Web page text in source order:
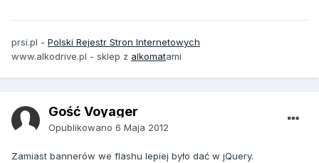
prsi.pl - Polski Rejestr Stron Internetowych
www.alkodrive.pl - sklep z alkomatami
Gość Voyager
Opublikowano 6 Maja 2012
Zamiast bannerów we flashu lepiej było dać w jQuery.